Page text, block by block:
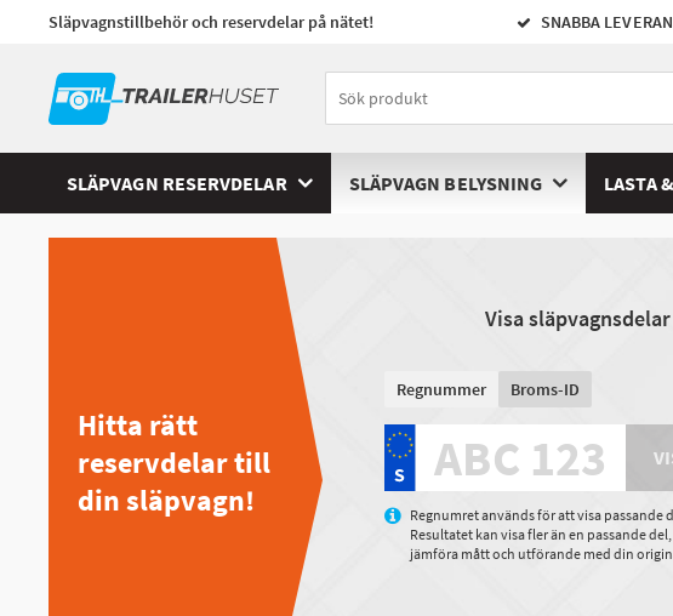
Släpvagnstillbehör och reservdelar på nätet! SNABBA
SLÄPVAGN RESERVDELAR SLÄPVAGN BELYSNING LASTA
Hitta rätt
reservdelar till
din släpvagn!
Visa
Regnummer Broms-ID
Regnumret används för att visa passande
Resultatet kan visa fler än en passande
jämföra mått och utförande med din